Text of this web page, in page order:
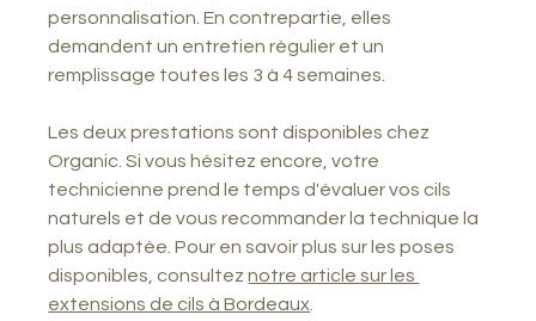
personnalisation. En contrepartie, elles
demandent un entretien régulier et un
remplissage toutes les 3 à 4 semaines.
Les deux prestations sont disponibles chez
Organic. Si vous hésitez encore, votre
technicienne prend le temps d'évaluer vos cils
naturels et de vous recommander la technique la
plus adaptée. Pour en savoir plus sur les poses
disponibles, consultez notre article sur les
extensions de cils à Bordeaux